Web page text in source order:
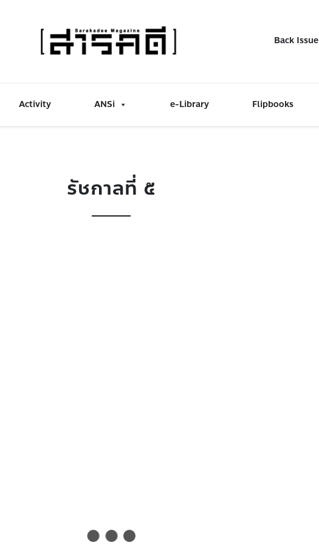
Back Issue
Activity ANSi e-Library Flipbooks
รัชกาลที่ ๕